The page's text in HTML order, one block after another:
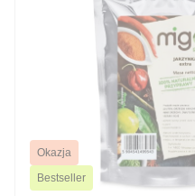
Okazja
Bestseller